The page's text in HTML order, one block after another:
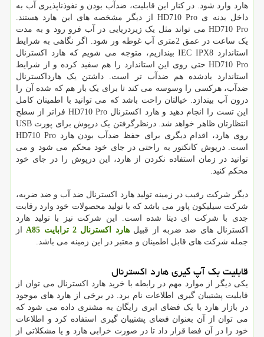
هارد وارد شود. در کنار این قابلیت، ضدآب بودن و نفوذناپذیری آب به
داخل بدنه ی HD710 Pro از دیگر مشخصه های این هارد هستند.
HD710 Pro می تواند مثل یک زیردریایی در آب فرو رود و به مدت
یک ساعت در عمق 2متری آب غوطه ور شود. اگر نگاهی به شرایط
استاندارد IEC IPX8 بیندازیم، متوجه می شویم که هارد اکسترنال
HD710 Pro حتی روی این استاندارد را هم سفید کرده و از شرایط
استاندارد یادشده هم ضدآب تر است. داشتن یک هارداکسترنال
ضدآب، هرکسی را وسوسه می کند تا برای یک بار هم که شده آن را
درون آب بیندازد. خیالتان راحت باشد که می توانید با اطمینان کامل
این تست را انجام دهید و هارد اکسترنال HD710 Pro فراتر از سطح
انتظارتان ظاهر خواهد شد. درنظرگرفتن یک درپوش برای پورت USB
روی هارد، اقدام دیگری برای حفظ ضدآب بودن هارد HD710 Pro
است. درپوش کانکتور به راحتی در جای خود محکم می شود و می
توانید در زمان استفاده نکردن از هارد، این درپوش را در جای خود
محکم کنید.
دیگر شرکت رقیب در زمینه تولید هارد اکسترنال ضد آب و ضد ضربه،
شرکت سیلیکون پاور می باشد که با تولید محصولات خود وارد رقابت
جدی با شرکت ای دیتا شده است. این شرکت نیز با تولید هارد
اکسترنال های ضد ضربه از قبیلهارد اکسترنال 2 ترابایت A85
از
جمله شرکت های قابل اطمینان و معتبر در این زمینه می باشد.
قابلیت بک آپ گیری هارد اکسترنال
یکی دیگر از موارد مهم در رابطه با خرید هارد اکسترنال می توان از
قابلیت پشتیبان گیری اطلاعات نام برد. در برخی از هارد های موجود
در بازار هارد با یک فضای ابری رایگان به مشتری داده می شود که
می توان از آن بعنوان فضای پشتیبان گیری استفاده کرد و اطلاعات
خود را در آن فضا قرار داد تا در صورت خرابی هارد و یا مشکلاتی از